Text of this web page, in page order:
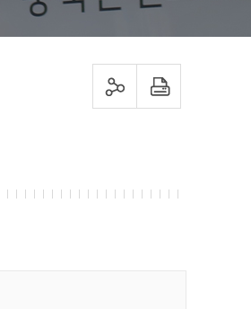
sns 공유하기 프린트하기